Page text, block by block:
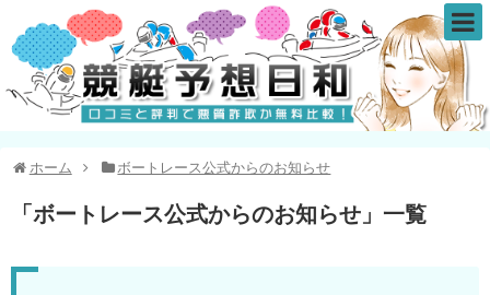
ホーム ボートレース公式からのお知らせ
「 ボートレース公式からのお知らせ 」 一覧